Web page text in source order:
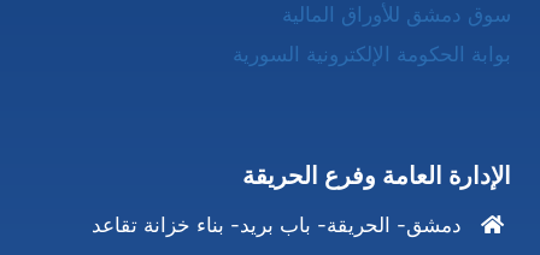
سوق دمشق للأوراق المالية
بوابة الحكومة الإلكترونية السورية
الإدارة العامة وفرع الحريقة
دمشق- الحريقة- باب بريد- بناء خزانة تقاعد